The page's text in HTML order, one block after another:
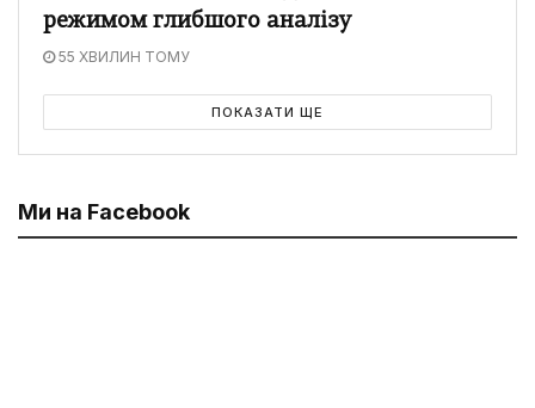
режимом глибшого аналізу
55 ХВИЛИН ТОМУ
ПОКАЗАТИ ЩЕ
Ми на Facebook